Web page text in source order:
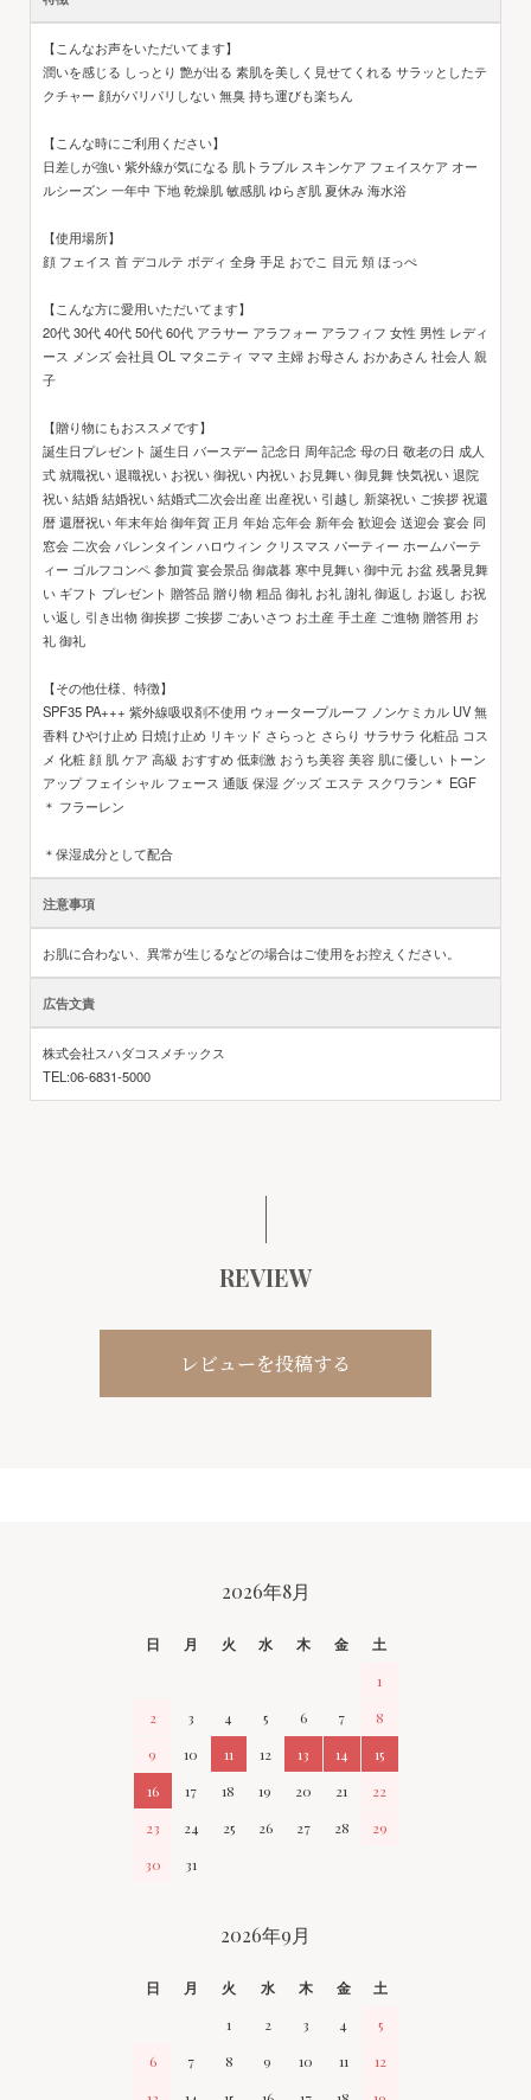
【こんなお声をいただいてます】
潤いを感じる しっとり 艶が出る 素肌を美しく見せてくれる サラッとしたテ
クチャー 顔がパリパリしない 無臭 持ち運びも楽ちん
【こんな時にご利用ください】
日差しが強い 紫外線が気になる 肌トラブル スキンケア フェイスケア オー
ルシーズン 一年中 下地 乾燥肌 敏感肌 ゆらぎ肌 夏休み 海水浴
【使用場所】
顔 フェイス 首 デコルテ ボディ 全身 手足 おでこ 目元 頬 ほっぺ
【こんな方に愛用いただいてます】
20代 30代 40代 50代 60代 アラサー アラフォー アラフィフ 女性 男性 レディ
ース メンズ 会社員 OL マタニティ ママ 主婦 お母さん おかあさん 社会人 親
子
【贈り物にもおススメです】
誕生日プレゼント 誕生日 バースデー 記念日 周年記念 母の日 敬老の日 成人
式 就職祝い 退職祝い お祝い 御祝い 内祝い お見舞い 御見舞 快気祝い 退院
祝い 結婚 結婚祝い 結婚式二次会出産 出産祝い 引越し 新築祝い ご挨拶 祝還
暦 還暦祝い 年末年始 御年賀 正月 年始 忘年会 新年会 歓迎会 送迎会 宴会 同
窓会 二次会 バレンタイン ハロウィン クリスマス パーティー ホームパーテ
ィー ゴルフコンペ 参加賞 宴会景品 御歳暮 寒中見舞い 御中元 お盆 残暑見舞
い ギフト プレゼント 贈答品 贈り物 粗品 御礼 お礼 謝礼 御返し お返し お祝
い返し 引き出物 御挨拶 ご挨拶 ごあいさつ お土産 手土産 ご進物 贈答用 お
礼 御礼
【その他仕様、特徴】
SPF35 PA+++ 紫外線吸収剤不使用 ウォータープルーフ ノンケミカル UV 無
香料 ひやけ止め 日焼け止め リキッド さらっと さらり サラサラ 化粧品 コス
メ 化粧 顔 肌 ケア 高級 おすすめ 低刺激 おうち美容 美容 肌に優しい トーン
アップ フェイシャル フェース 通販 保湿 グッズ エステ スクワラン＊ EGF
＊ フラーレン
＊保湿成分として配合
注意事項
お肌に合わない、異常が生じるなどの場合はご使用をお控えください。
広告文責
株式会社スハダコスメチックス
TEL:06-6831-5000
REVIEW
レビューを投稿する
2026年8月
日 月 火 水 木 金
土
1
2
3 4 5 6 7
8
9
10 11 12 13 14
15
16
17 18 19 20 21
22
23
24 25 26 27 28
29
30
31
2026年9月
日 月 火 水 木 金
土
1
2 3 4
5
6
7 8 9 10 11
12